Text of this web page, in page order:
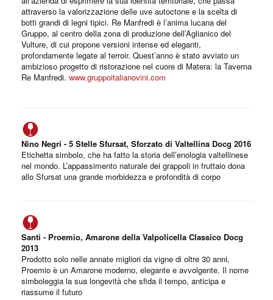
attraverso la valorizzazione delle uve autoctone e la scelta di
botti grandi di legni tipici. Re Manfredi è l’anima lucana del
Gruppo, al centro della zona di produzione dell’Aglianico del
Vulture, di cui propone versioni intense ed eleganti,
profondamente legate al terroir. Quest’anno è stato avviato un
ambizioso progetto di ristorazione nel cuore di Matera: la Taverna
Re Manfredi. www.gruppoitalianovini.com
Nino Negri - 5 Stelle Sfursat, Sforzato di Valtellina Docg 2016
Etichetta simbolo, che ha fatto la storia dell’enologia valtellinese
nel mondo. L’appassimento naturale dei grappoli in fruttaio dona
allo Sfursat una grande morbidezza e profondità di corpo
Santi - Proemio, Amarone della Valpolicella Classico Docg
2013
Prodotto solo nelle annate migliori da vigne di oltre 30 anni,
Proemio è un Amarone moderno, elegante e avvolgente. Il nome
simboleggia la sua longevità che sfida il tempo, anticipa e
riassume il futuro